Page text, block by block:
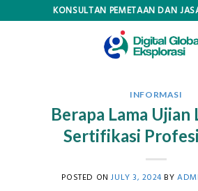
KONSULTAN PEMETAAN DAN
INFORMASI
Berapa Lama Ujian
Sertifikasi Profesi
POSTED ONJULY 3, 2024BY